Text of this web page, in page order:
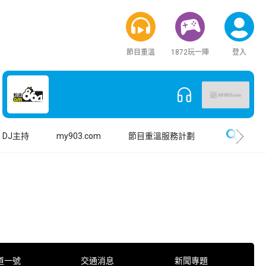
節目重溫 1872玩一陣 登入
DJ主持 my903.com 節目重溫服務計劃
一號 交通消息 新聞專題